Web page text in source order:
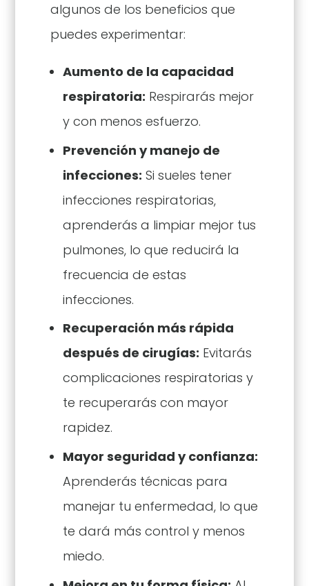
algunos de los beneficios que
puedes experimentar:
Aumento de la capacidad
respiratoria: Respirarás mejor
y con menos esfuerzo.
Prevención y manejo de
infecciones: Si sueles tener
infecciones respiratorias,
aprenderás a limpiar mejor tus
pulmones, lo que reducirá la
frecuencia de estas
infecciones.
Recuperación más rápida
después de cirugías: Evitarás
complicaciones respiratorias y
te recuperarás con mayor
rapidez.
Mayor seguridad y confianza:
Aprenderás técnicas para
manejar tu enfermedad, lo que
te dará más control y menos
miedo.